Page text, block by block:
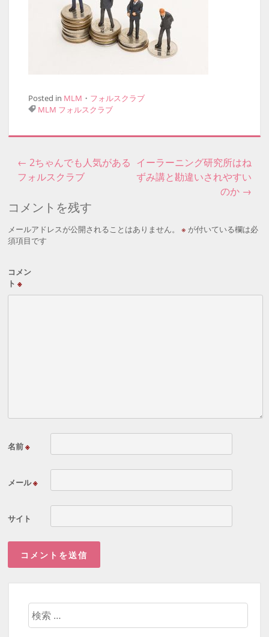
Posted in MLM ・ フォルスクラブ
MLM フォルスクラブ
投稿ナビゲーション
← 2ちゃんでも人気がある
フォルスクラブ
イーラーニング研究所はね
ずみ講と勘違いされやすい
のか →
コメントを残す
メールアドレスが公開されることはありません。 ※ が付いている欄は必
須項目です
コメン
ト ※
名前※
メール※
サイト
検索開始